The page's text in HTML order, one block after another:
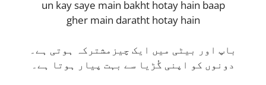
un kay saye main bakht hotay hain baap
gher main daratht hotay hain
باپ اور بیٹی میں ایک چیزمشترکہ ہوتی ہے۔
دونوں کو اپنی گُڑیا سے بہت پیار ہوتا ہے۔